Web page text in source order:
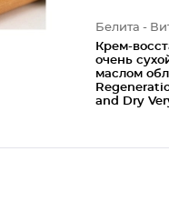
Белита -
Крем-
очень
маслом
and Dry